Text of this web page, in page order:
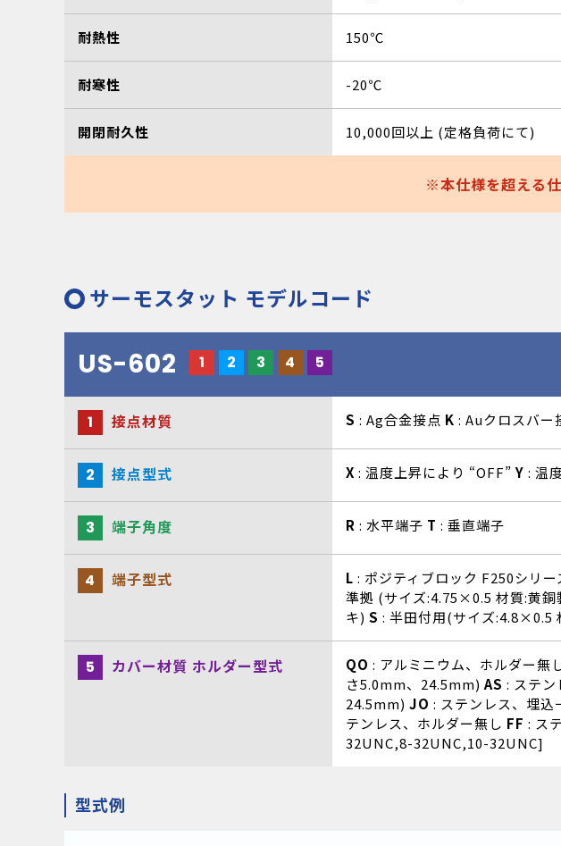
耐熱性 150℃
耐寒性 -20℃
開閉耐久性 10,000回以上 (定格負荷にて)
本仕様を超える
サーモスタット モデルコード
US-602 1 2 3 4 5
1 接点材質 S : Ag合金接点 K : Auクロスバー
2 接点型式 X : 温度上昇により “OFF”Y : 温
3 端子角度 R : 水平端子 T : 垂直端子
4 端子型式 L : ポジティブロック F250シリ
準拠 (サイズ:4.75×0.5 材質:黄銅
キ) S : 半田付用(サイズ:4.8×0.5
5 カバー材質 ホルダー型式 QO : アルミニウム、ホルダー無
さ5.0mm、24.5mm) AS : ステ
24.5mm) JO : ステンレス、埋
テンレス、ホルダー無し FF : ス
32UNC,8-32UNC,10-32UNC]
型式例